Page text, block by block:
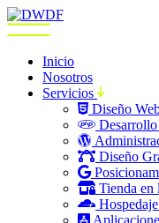
Inicio
Nosotros
Servicios
Diseño
Diseño
Tienda en